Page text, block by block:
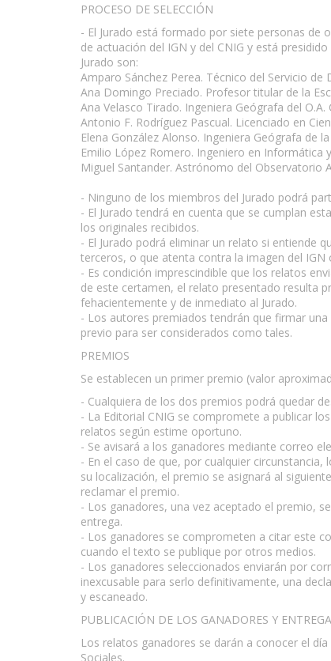
PROCESO DE SELECCIÓN
- El Jurado está formado por siete personas de
de actuación del IGN y del CNIG y está
Jurado son:
Amparo Sánchez Perea. Técnico del Servicio
Ana Domingo Preciado. Profesor titular de la
Ana Velasco Tirado. Ingeniera Geógrafa del
Antonio F. Rodríguez Pascual. Licenciado en
Elena González Alonso. Ingeniera Geógrafa de
Emilio López Romero. Ingeniero en Informática
Miguel Santander. Astrónomo del Observatorio
- Ninguno de los miembros del Jurado podrá
- El Jurado tendrá en cuenta que se cumplan
los originales recibidos.
- El Jurado podrá eliminar un relato si entiende
terceros, o que atenta contra la imagen del IGN
- Es condición imprescindible que los relatos
de este certamen, el relato presentado resulta
fehacientemente y de inmediato al Jurado.
- Los autores premiados tendrán que firmar
previo para ser considerados como tales.
PREMIOS
Se establecen un primer premio (valor
- Cualquiera de los dos premios podrá quedar
- La Editorial CNIG se compromete a publicar
relatos según estime oportuno.
- Se avisará a los ganadores mediante correo
- En el caso de que, por cualquier
su localización, el premio se asignará al
reclamar el premio.
- Los ganadores, una vez aceptado el premio,
entrega.
- Los ganadores se comprometen a citar este
cuando el texto se publique por otros medios.
- Los ganadores seleccionados enviarán por
inexcusable para serlo definitivamente, una
y escaneado.
PUBLICACIÓN DE LOS GANADORES Y
Los relatos ganadores se darán a conocer el
Sociales.